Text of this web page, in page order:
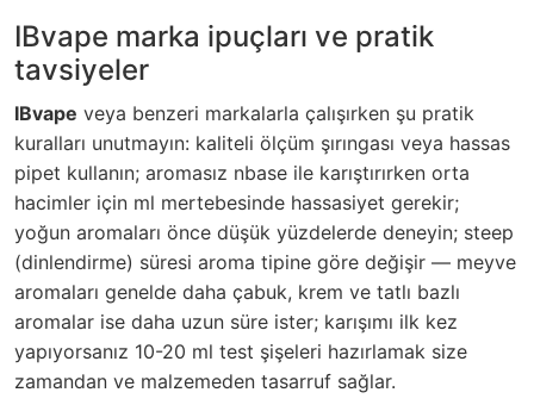
IBvape marka ipuçları ve pratik
tavsiyeler
IBvape veya benzeri markalarla çalışırken şu pratik
kuralları unutmayın: kaliteli ölçüm şırıngası veya hassas
pipet kullanın; aromasız nbase ile karıştırırken orta
hacimler için ml mertebesinde hassasiyet gerekir;
yoğun aromaları önce düşük yüzdelerde deneyin; steep
(dinlendirme) süresi aroma tipine göre değişir — meyve
aromaları genelde daha çabuk, krem ve tatlı bazlı
aromalar ise daha uzun süre ister; karışımı ilk kez
yapıyorsanız 10-20 ml test şişeleri hazırlamak size
zamandan ve malzemeden tasarruf sağlar.